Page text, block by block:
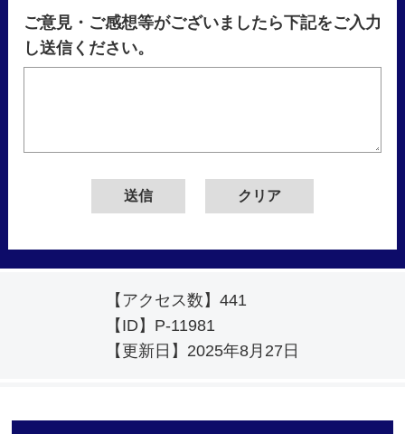
ご意見・ご感想等がございましたら下記をご入力
し送信ください。
【アクセス数】 441
【ID】 P-11981
【更新日】 2025年8月27日